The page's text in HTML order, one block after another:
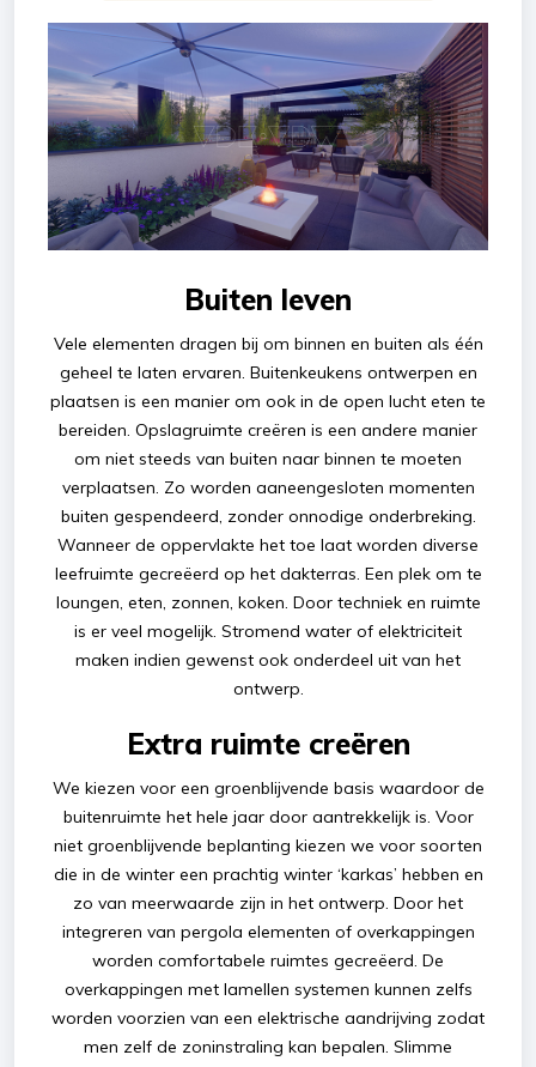
Buiten leven
Vele elementen dragen bij om binnen en buiten als één
geheel te laten ervaren. Buitenkeukens ontwerpen en
plaatsen is een manier om ook in de open lucht eten te
bereiden. Opslagruimte creëren is een andere manier
om niet steeds van buiten naar binnen te moeten
verplaatsen. Zo worden aaneengesloten momenten
buiten gespendeerd, zonder onnodige onderbreking.
Wanneer de oppervlakte het toe laat worden diverse
leefruimte gecreëerd op het dakterras. Een plek om te
loungen, eten, zonnen, koken. Door techniek en ruimte
is er veel mogelijk. Stromend water of elektriciteit
maken indien gewenst ook onderdeel uit van het
ontwerp.
Extra ruimte creëren
We kiezen voor een groenblijvende basis waardoor de
buitenruimte het hele jaar door aantrekkelijk is. Voor
niet groenblijvende beplanting kiezen we voor soorten
die in de winter een prachtig winter ‘karkas’ hebben en
zo van meerwaarde zijn in het ontwerp. Door het
integreren van pergola elementen of overkappingen
worden comfortabele ruimtes gecreëerd. De
overkappingen met lamellen systemen kunnen zelfs
worden voorzien van een elektrische aandrijving zodat
men zelf de zoninstraling kan bepalen. Slimme